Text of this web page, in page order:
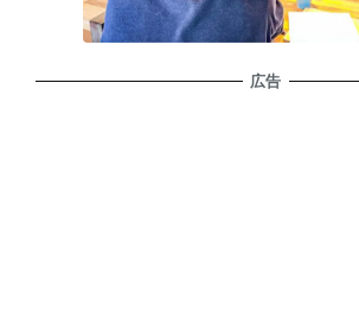
広告